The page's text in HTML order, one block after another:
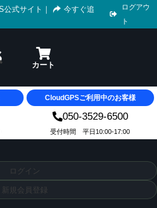
公式サイト ｜
今すぐ追
ログアウ
ト
CloudGPSご利用中のお客様
050-3529-6500
受付時間 平日10:00-17:00
ログイン
新規会員登録